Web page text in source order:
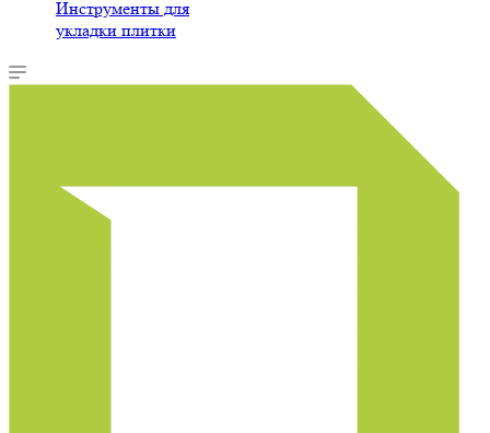
Инструменты для
укладки плитки